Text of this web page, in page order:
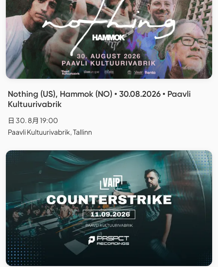
Nothing (US), Hammok (NO) • 30.08.2026 • Paavli
Kultuurivabrik
日 30. 8月 19:00
Paavli Kultuurivabrik, Tallinn